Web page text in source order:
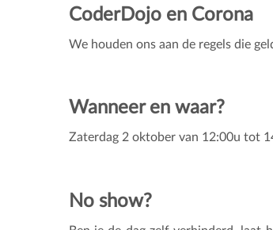
CoderDojo en Corona
We houden ons aan de regels die
Wanneer en waar?
Zaterdag 2 oktober van 12:00u tot
No show?